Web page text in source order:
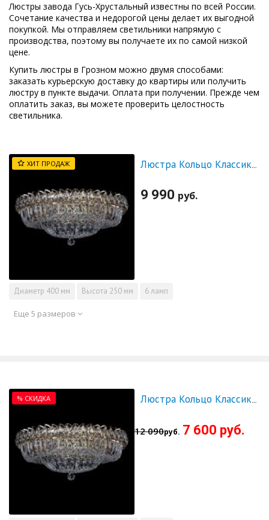
Люстры завода Гусь-Хрустальный известны по всей России.
Сочетание качества и недорогой цены делает их выгодной
покупкой. Мы отправляем светильники напрямую с
производства, поэтому вы получаете их по самой низкой
цене.
Купить люстры в Грозном можно двумя способами:
заказать курьерскую доставку до квартиры или получить
люстру в пункте выдачи. Оплата при получении. Прежде чем
оплатить заказ, вы можете проверить целостность
светильника.
ХИТ ПРОДАЖ Люстра Кольцо Классика Пластинка
9 990 руб.
Диаметр 400 мм Высота 250 мм 6 ламп
Еще 5 размеров
% СКИДКА Люстра Кольцо Классика Пластинка 500 мм - СКИДКА!!!
12 090руб. 7 600 руб.